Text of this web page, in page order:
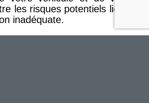
les risques potentiels liés à
inadéquate.